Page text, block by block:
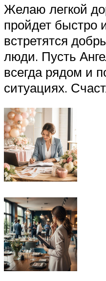
Желаю легкой
пройдет быстро
встретятся
люди. Пусть
всегда рядом и
ситуациях.